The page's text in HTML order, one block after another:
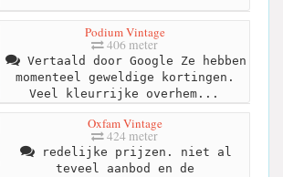
Podium Vintage
406 meter
Vertaald door Google Ze hebben
momenteel geweldige kortingen.
Veel kleurrijke overhem...
Oxfam Vintage
424 meter
redelijke prijzen. niet al
teveel aanbod en de